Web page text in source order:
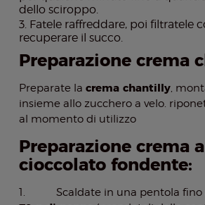
dello sciroppo.
Fatele raffreddare, poi filtratele
recuperare il succo.
Preparazione crema
Preparate la crema chantilly,
insieme allo zucchero a velo.
al momento di utilizzo
Preparazione crema
cioccolato fondente:
1. Scaldate in una pentola fino